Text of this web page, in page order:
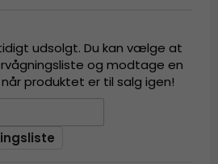
udsolgt. Du kan vælge at
og modtage en
produktet er til salg igen!